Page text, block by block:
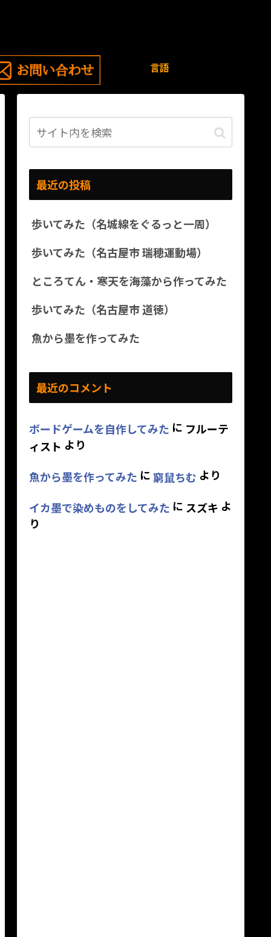
言語
最近の投稿
歩いてみた（名城線をぐるっと一周）
歩いてみた（名古屋市 瑞穂運動場）
ところてん・寒天を海藻から作ってみた
歩いてみた（名古屋市 道徳）
魚から墨を作ってみた
最近のコメント
ボードゲームを自作してみた に フルーテ
ィスト より
魚から墨を作ってみた に窮鼠ちむ より
イカ墨で染めものをしてみた に スズキ よ
り